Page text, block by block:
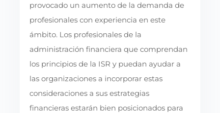
provocado un aumento de la demanda de
profesionales con experiencia en este
ámbito. Los profesionales de la
administración financiera que comprendan
los principios de la ISR y puedan ayudar a
las organizaciones a incorporar estas
consideraciones a sus estrategias
financieras estarán bien posicionados para